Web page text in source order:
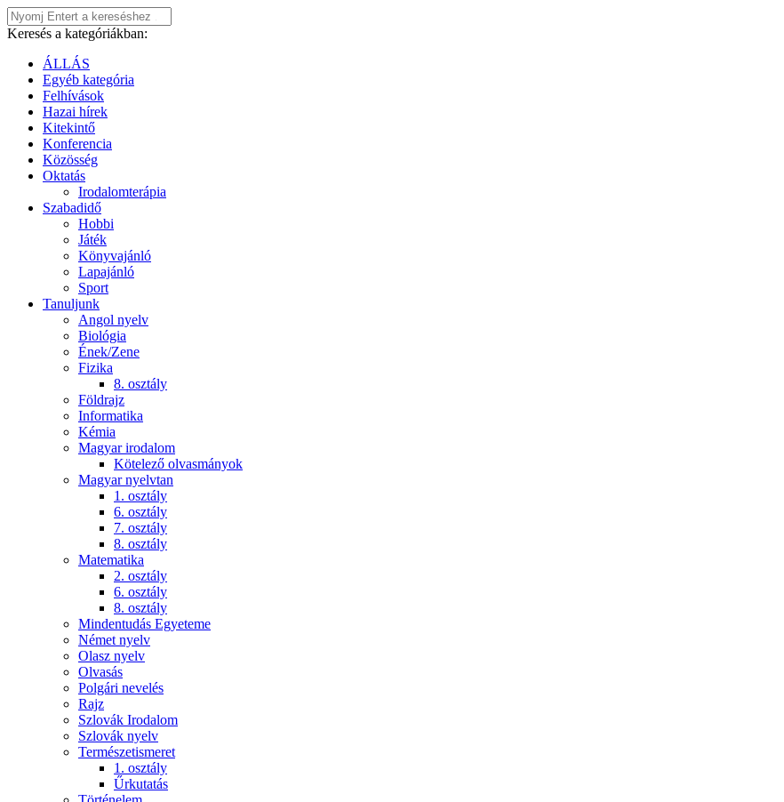
Keresés a kategóriákban:
ÁLLÁS
Egyéb kategória
Felhívások
Hazai hírek
Kitekintő
Konferencia
Közösség
Oktatás
Irodalomterápia
Szabadidő
Hobbi
Játék
Könyvajánló
Lapajánló
Sport
Tanuljunk
Angol nyelv
Biológia
Ének/Zene
Fizika
8. osztály
Földrajz
Informatika
Kémia
Magyar irodalom
Kötelező olvasmányok
Magyar nyelvtan
1. osztály
6. osztály
7. osztály
8. osztály
Matematika
2. osztály
6. osztály
8. osztály
Mindentudás Egyeteme
Német nyelv
Olasz nyelv
Olvasás
Polgári nevelés
Rajz
Szlovák Irodalom
Szlovák nyelv
Természetismeret
1. osztály
Űrkutatás